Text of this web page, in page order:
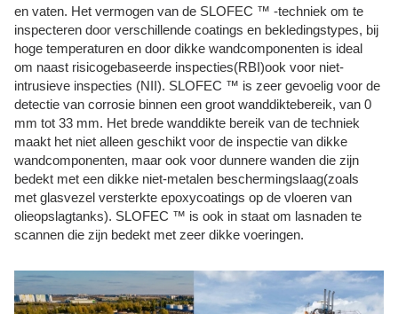
en vaten. Het vermogen van de SLOFEC ™ -techniek om te
inspecteren door verschillende coatings en bekledingstypes, bij
hoge temperaturen en door dikke wandcomponenten is ideal
om naast risicogebaseerde inspecties(RBI)ook voor niet-
intrusieve inspecties (NII). SLOFEC ™ is zeer gevoelig voor de
detectie van corrosie binnen een groot wanddiktebereik, van 0
mm tot 33 mm. Het brede wanddikte bereik van de techniek
maakt het niet alleen geschikt voor de inspectie van dikke
wandcomponenten, maar ook voor dunnere wanden die zijn
bedekt met een dikke niet-metalen beschermingslaag(zoals
met glasvezel versterkte epoxycoatings op de vloeren van
olieopslagtanks). SLOFEC ™ is ook in staat om lasnaden te
scannen die zijn bedekt met zeer dikke voeringen.